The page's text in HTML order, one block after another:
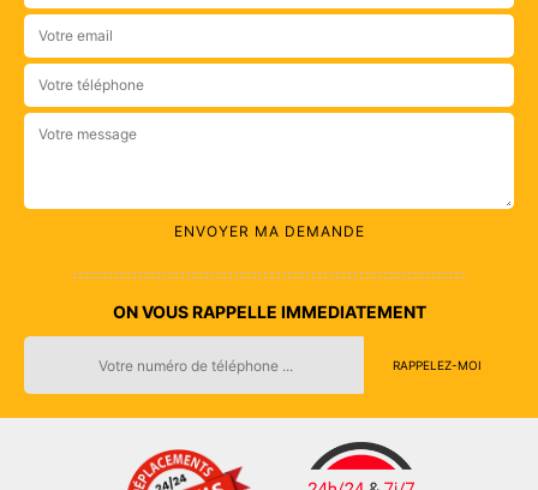
ON VOUS RAPPELLE IMMEDIATEMENT